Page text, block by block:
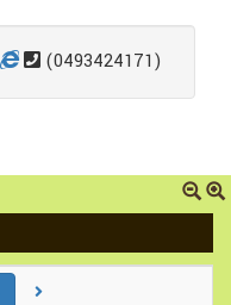
(0493424171)